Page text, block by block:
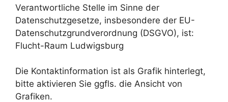
Verantwortliche Stelle im Sinne der
Datenschutzgesetze, insbesondere der EU-
Datenschutzgrundverordnung (DSGVO), ist:
Flucht-Raum Ludwigsburg
Die Kontaktinformation ist als Grafik hinterlegt,
bitte aktivieren Sie ggfls. die Ansicht von
Grafiken.